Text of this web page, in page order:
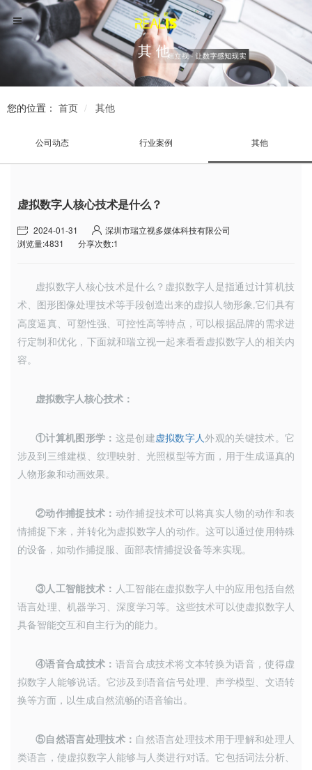
其他
您的位置： 首页 其他
公司动态 行业案例 其他
虚拟数字人核心技术是什么？
2024-01-31
深圳市瑞立视多媒体科技有限公司
浏览量:4831
分享次数:1
虚拟数字人核心技术是什么？虚拟数字人是指通过计算机技
术、图形图像处理技术等手段创造出来的虚拟人物形象 ,它们具有
高度逼真、可塑性强、可控性高等特点，可以根据品牌的需求进
行定制和优化，下面就和瑞立视一起来看看虚拟数字人的相关内
容。
虚拟数字人核心技术 ：
①计算机图形学： 这是创建虚拟数字人外观的关键技术。它
涉及到三维建模、纹理映射、光照模型等方面，用于生成逼真的
人物形象和动画效果。
②动作捕捉技术： 动作捕捉技术可以将真实人物的动作和表
情捕捉下来，并转化为虚拟数字人的动作。这可以通过使用特殊
的设备，如动作捕捉服、面部表情捕捉设备等来实现。
③人工智能技术： 人工智能在虚拟数字人中的应用包括自然
语言处理、机器学习、深度学习等。这些技术可以使虚拟数字人
具备智能交互和自主行为的能力。
④语音合成技术： 语音合成技术将文本转换为语音，使得虚
拟数字人能够说话。它涉及到语音信号处理、声学模型、文语转
换等方面，以生成自然流畅的语音输出。
⑤自然语言处理技术： 自然语言处理技术用于理解和处理人
类语言，使虚拟数字人能够与人类进行对话。它包括词法分析、